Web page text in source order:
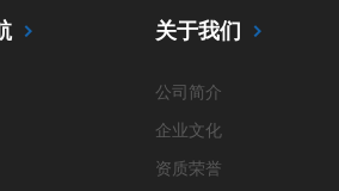
关于我们
公司简介
企业文化
资质荣誉